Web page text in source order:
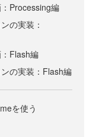
Processing編
の実装：
Flash編
の実装：Flash編
を使う